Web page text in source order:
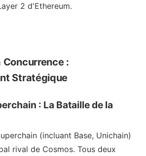
2 d'Ethereum.
Concurrence :
Stratégique
: La Bataille de la
(incluant Base, Unichain)
rival de Cosmos. Tous deux